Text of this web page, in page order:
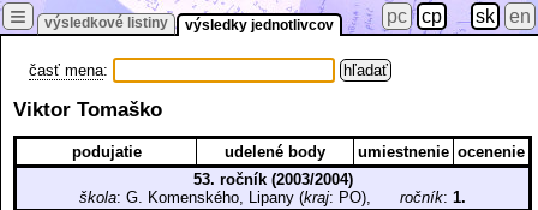
výsledkové listiny výsledky jednotlivcov
≡ pc cp sk en
časť mena:
Viktor Tomaško
podujatie udelené body umiestnenie ocenenie
53. ročník (2003/2004)
škola: G. Komenského, Lipany (kraj: PO), ročník: 1.